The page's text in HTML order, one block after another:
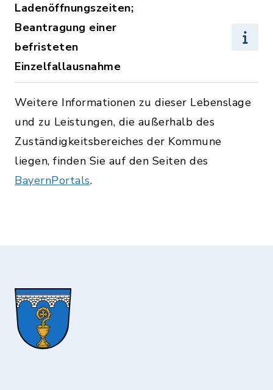
Ladenöffnungszeiten;
Beantragung einer
befristeten
Einzelfallausnahme
Weitere Informationen zu dieser Lebenslage
und zu Leistungen, die außerhalb des
Zuständigkeitsbereiches der Kommune
liegen, finden Sie auf den Seiten des
BayernPortals.